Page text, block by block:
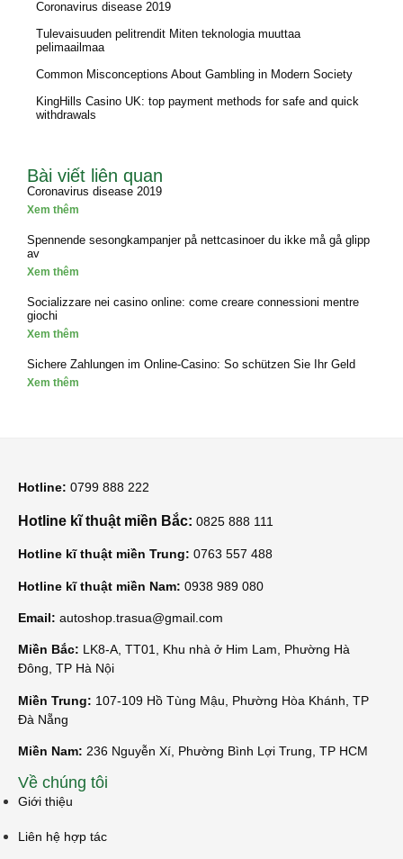
Coronavirus disease 2019
Tulevaisuuden pelitrendit Miten teknologia muuttaa
pelimaailmaa
Common Misconceptions About Gambling in Modern Society
KingHills Casino UK: top payment methods for safe and quick
withdrawals
Bài viết liên quan
Coronavirus disease 2019
Xem thêm
Spennende sesongkampanjer på nettcasinoer du ikke må gå glipp
av
Xem thêm
Socializzare nei casino online: come creare connessioni mentre
giochi
Xem thêm
Sichere Zahlungen im Online-Casino: So schützen Sie Ihr Geld
Xem thêm
Hotline: 0799 888 222
Hotline kĩ thuật miền Bắc: 0825 888 111
Hotline kĩ thuật miền Trung: 0763 557 488
Hotline kĩ thuật miền Nam: 0938 989 080
Email: autoshop.trasua@gmail.com
Miền Bắc: LK8-A, TT01, Khu nhà ở Him Lam, Phường Hà
Đông, TP Hà Nội
Miền Trung: 107-109 Hồ Tùng Mậu, Phường Hòa Khánh, TP
Đà Nẵng
Miền Nam: 236 Nguyễn Xí, Phường Bình Lợi Trung, TP HCM
Về chúng tôi
Giới thiệu
Liên hệ hợp tác